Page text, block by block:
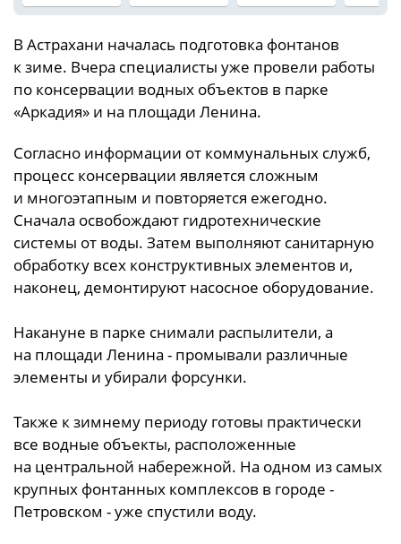
В Астрахани началась подготовка фонтанов
к зиме. Вчера специалисты уже провели работы
по консервации водных объектов в парке
«Аркадия» и на площади Ленина.
Согласно информации от коммунальных служб,
процесс консервации является сложным
и многоэтапным и повторяется ежегодно.
Сначала освобождают гидротехнические
системы от воды. Затем выполняют санитарную
обработку всех конструктивных элементов и,
наконец, демонтируют насосное оборудование.
Накануне в парке снимали распылители, а
на площади Ленина - промывали различные
элементы и убирали форсунки.
Также к зимнему периоду готовы практически
все водные объекты, расположенные
на центральной набережной. На одном из самых
крупных фонтанных комплексов в городе -
Петровском - уже спустили воду.